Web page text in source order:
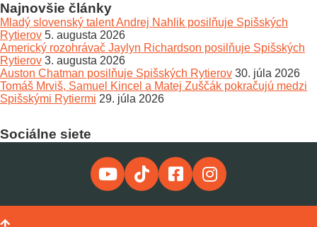
Najnovšie články
Mladý slovenský talent Andrej Nahlik posilňuje Spišských
Rytierov 5. augusta 2026
Americký rozohrávač Jaylyn Richardson posilňuje Spišských
Rytierov 3. augusta 2026
Auston Chatman posilňuje Spišských Rytierov 30. júla 2026
Tomáš Mrviš, Samuel Kincel a Matej Zuščák pokračujú medzi
Spišskými Rytiermi 29. júla 2026
Sociálne siete